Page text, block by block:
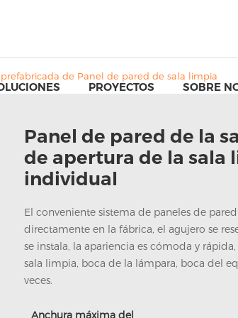
PROYECTOS SOBRE
de Panel de pared de sala limpia
Panel de pared de la
de apertura de la sala
individual
El conveniente sistema de paneles de
directamente en la fábrica, el agujero se
se instala, la apariencia es cómoda y
sala limpia, boca de la lámpara, boca del
veces.
Anchura máxima del